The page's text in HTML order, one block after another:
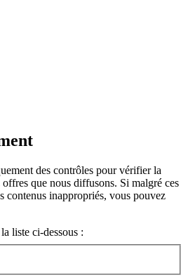
des contrôles pour vérifier la
que nous diffusons. Si malgré ces
contenus inappropriés, vous pouvez
liste ci-dessous :